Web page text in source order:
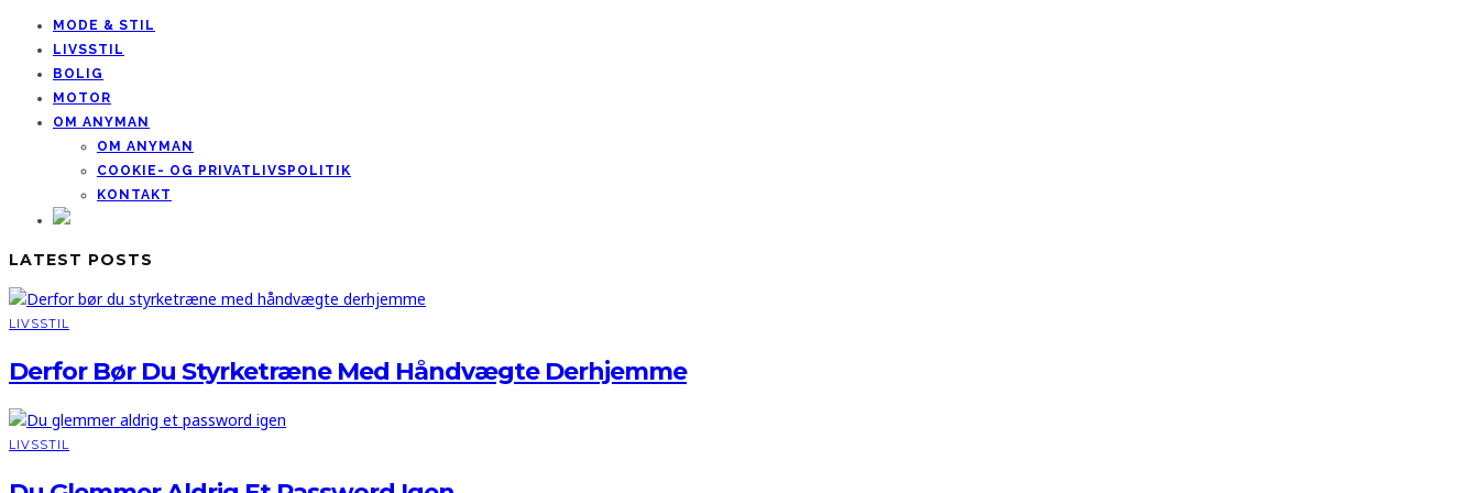
MODE & STIL
LIVSSTIL
BOLIG
MOTOR
OM ANYMAN
OM ANYMAN
COOKIE- OG PRIVATLIVSPOLITIK
KONTAKT
LATEST POSTS
LIVSSTIL
Derfor Bør Du Styrketræne Med Håndvægte Derhjemme
LIVSSTIL